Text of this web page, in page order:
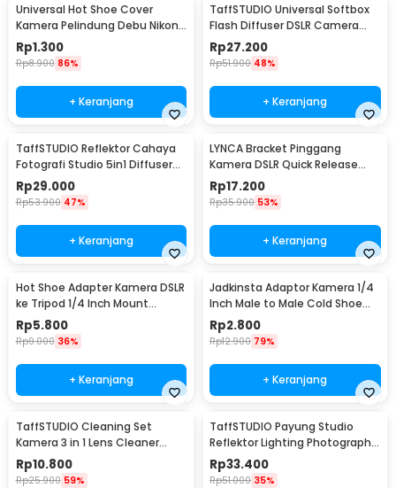
Universal Hot Shoe Cover
Kamera Pelindung Debu Nikon
Canon BS-1 - JT152
Rp1.300
Rp8.900 86%
+ Keranjang
TaffSTUDIO Universal Softbox
Flash Diffuser DSLR Camera
Lighting - YC1517
Rp27.200
Rp51.900 48%
+ Keranjang
TaffSTUDIO Reflektor Cahaya
Fotografi Studio 5in1 Diffuser
58cm - CL-RT50
Rp29.000
Rp53.900 47%
+ Keranjang
LYNCA Bracket Pinggang
Kamera DSLR Quick Release
Belt Button 1/4 Inch - UK-A8S
Rp17.200
Rp35.900 53%
+ Keranjang
Hot Shoe Adapter Kamera DSLR
ke Tripod 1/4 Inch Mount
Universal
Rp5.800
Rp9.000 36%
+ Keranjang
Jadkinsta Adaptor Kamera 1/4
Inch Male to Male Cold Shoe
Tripod Mount - RV81
Rp2.800
Rp12.900 79%
+ Keranjang
TaffSTUDIO Cleaning Set
Kamera 3 in 1 Lens Cleaner
Blower - LP-1
Rp10.800
Rp25.900 59%
TaffSTUDIO Payung Studio
Reflektor Lighting Photography
Flash 80cm - UB-004
Rp33.400
Rp51.000 35%